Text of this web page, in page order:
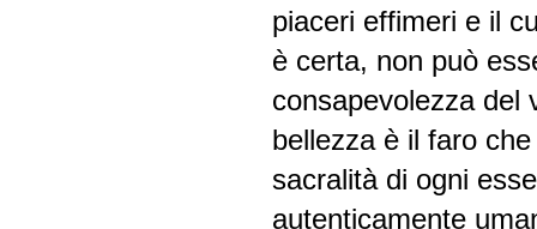
piaceri effimeri e il
è certa, non può
consapevolezza del
bellezza è il faro
sacralità di ogni
autenticamente